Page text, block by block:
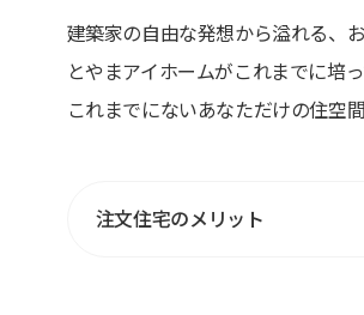
建築家の自由な発想から溢れる、
とやまアイホームがこれまでに培
これまでにないあなただけの住空
注文住宅のメリット